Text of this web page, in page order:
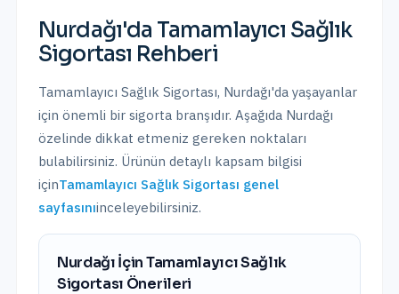
Nurdağı'da Tamamlayıcı Sağlık
Sigortası Rehberi
Tamamlayıcı Sağlık Sigortası, Nurdağı'da yaşayanlar
için önemli bir sigorta branşıdır. Aşağıda Nurdağı
özelinde dikkat etmeniz gereken noktaları
bulabilirsiniz. Ürünün detaylı kapsam bilgisi
içinTamamlayıcı Sağlık Sigortası genel
sayfasınıinceleyebilirsiniz.
NurdağıİçinTamamlayıcı Sağlık
Sigortası Önerileri